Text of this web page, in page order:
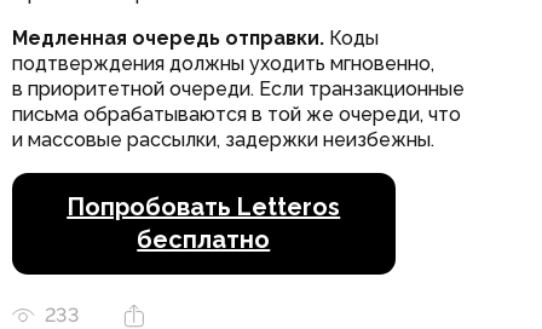
Медленная очередь отправки. Коды
подтверждения должны уходить мгновенно,
в приоритетной очереди. Если транзакционные
письма обрабатываются в той же очереди, что
и массовые рассылки, задержки неизбежны.
Попробовать Letteros
бесплатно
233